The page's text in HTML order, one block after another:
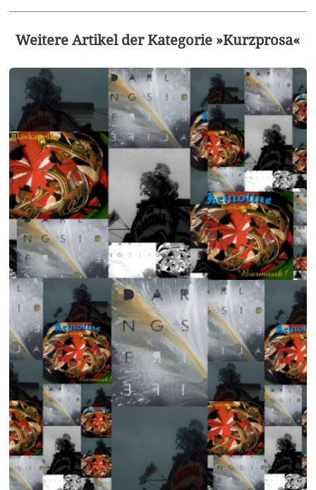
Weitere Artikel der Kategorie »Kurzprosa«